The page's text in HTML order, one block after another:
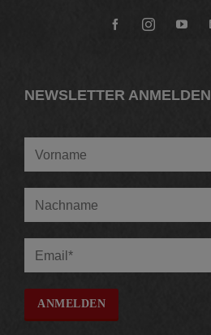
NEWSLETTER ANMELDEN